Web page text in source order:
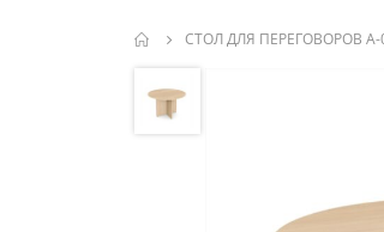
СТОЛ ДЛЯ ПЕРЕГОВОРОВ А-
перейти